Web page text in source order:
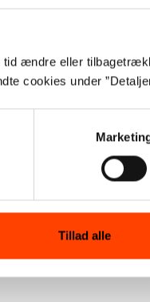
tid ændre eller
cookies under
Tillad alle
Men hvad er